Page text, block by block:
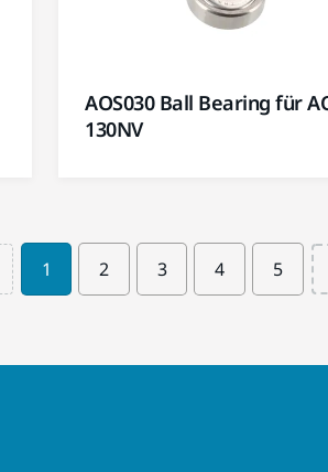
AOS030 Ball Bearing für
130NV
1 2 3 4 5